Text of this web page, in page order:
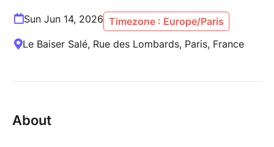
Sun Jun 14, 2026 Timezone : Europe/Paris
Le Baiser Salé, Rue des Lombards, Paris, France
About